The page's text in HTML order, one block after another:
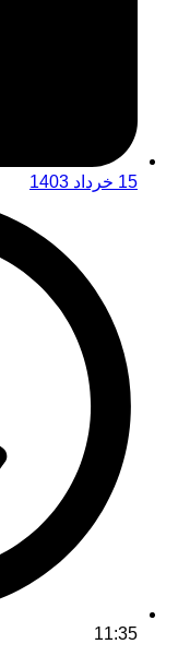
15 خرداد 1403
11:35